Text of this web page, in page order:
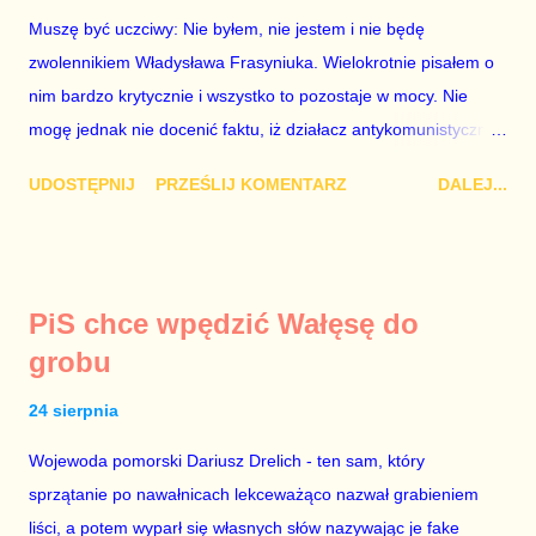
wyłącznie o jego władzę nad sądownictwem kosztem władzy
Zbigniewa Ziobry. W poprzednich ustawach Ziobro miał 100%
władzy nad sądami, a Duda 0%. W nowych ustawach Ziobro
ma 90...
Muszę być uczciwy: Nie byłem, nie jestem i nie będę
zwolennikiem Władysława Frasyniuka. Wielokrotnie pisałem o
nim bardzo krytycznie i wszystko to pozostaje w mocy. Nie
mogę jednak nie docenić faktu, iż działacz antykomunistycznej
błądzenia – przejrzał na oczy i zrozumiał polityczną
Petru znany z nienawiści do Platformy Obywatelskiej. Być
może nienawiść ta ma swe źródło w tym, że chciał być doradcą
Mistewicza. Nie wiem. Faktem jest, że Biedroń szkaluje
Koalicję Obywatelską i – tak samo jak kiedyś Petru – ogłasza,
że chce być premierem. Grzegorz Schetyna nigdy tego nie
UDOSTĘPNIJ PRZEŚLIJ KOMENTARZ DALEJ...
PiS chce wpędzić Wałęsę do
grobu
24 sierpnia
Wojewoda pomorski Dariusz Drelich - ten sam, który
sprzątanie po nawałnicach lekceważąco nazwał grabieniem
liści, a potem wyparł się własnych słów nazywając je fake